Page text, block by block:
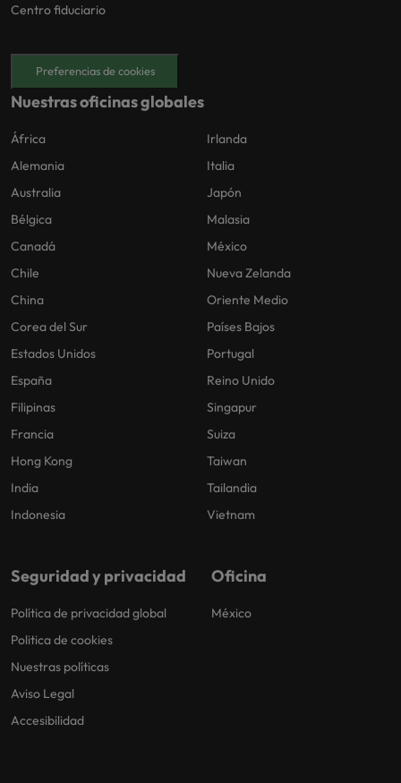
Centro fiduciario
Preferencias de cookies
Nuestras oficinas globales
África
Alemania
Australia
Bélgica
Canadá
Chile
China
Corea del Sur
Estados Unidos
España
Filipinas
Francia
Hong Kong
India
Indonesia
Irlanda
Italia
Japón
Malasia
México
Nueva Zelanda
Oriente Medio
Países Bajos
Portugal
Reino Unido
Singapur
Suiza
Taiwan
Tailandia
Vietnam
Seguridad y privacidad
Política de privacidad global
Politica de cookies
Nuestras políticas
Aviso Legal
Accesibilidad
Oficina
México